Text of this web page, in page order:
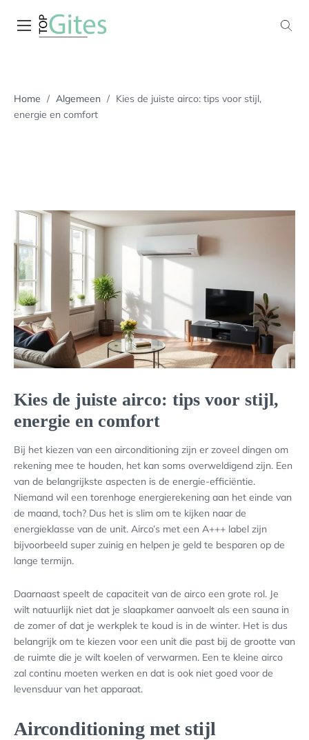
Home / Algemeen / Kies de juiste airco: tips voor stijl,
energie en comfort
Kies de juiste airco: tips voor stijl,
energie en comfort
Bij het kiezen van een airconditioning zijn er zoveel dingen om
rekening mee te houden, het kan soms overweldigend zijn. Een
van de belangrijkste aspecten is de energie-efficiëntie.
Niemand wil een torenhoge energierekening aan het einde van
de maand, toch? Dus het is slim om te kijken naar de
energieklasse van de unit. Airco’s met een A+++ label zijn
bijvoorbeeld super zuinig en helpen je geld te besparen op de
lange termijn.
Daarnaast speelt de capaciteit van de airco een grote rol. Je
wilt natuurlijk niet dat je slaapkamer aanvoelt als een sauna in
de zomer of dat je werkplek te koud is in de winter. Het is dus
belangrijk om te kiezen voor een unit die past bij de grootte van
de ruimte die je wilt koelen of verwarmen. Een te kleine airco
zal continu moeten werken en dat is ook niet goed voor de
levensduur van het apparaat.
Airconditioning met stijl